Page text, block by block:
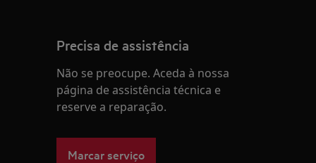
Precisa de assistência
Não se preocupe. Aceda à nossa
página de assistência técnica e
reserve a reparação.
Marcar serviço